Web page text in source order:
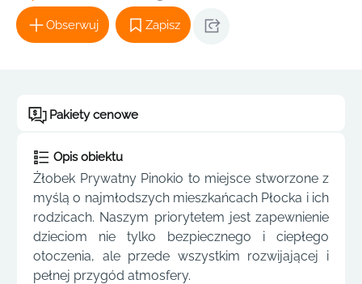
Obserwuj Zapisz
Pakiety cenowe
Opis obiektu
Żłobek Prywatny Pinokio to miejsce stworzone z
myślą o najmłodszych mieszkańcach Płocka i ich
rodzicach. Naszym priorytetem jest zapewnienie
dzieciom nie tylko bezpiecznego i ciepłego
otoczenia, ale przede wszystkim rozwijającej i
pełnej przygód atmosfery.